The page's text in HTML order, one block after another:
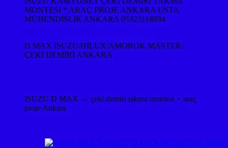
MONTESİ * ARAÇ PROJE ANKARA USTA
MÜHENDİSLİK ANKARA 05323118894
D MAX ISUZU/HILUX/AMOROK MASTER/
ÇEKİ DEMİRİ ANKARA
ISUZU D MAX ⇔ çeki demiri takma montesi + araç
proje Ankara